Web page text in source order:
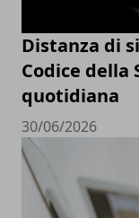
Distanza di
Codice della
quotidiana
30/06/2026